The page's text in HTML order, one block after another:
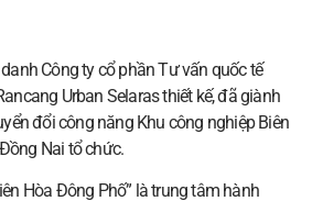
Công ty cổ phần Tư vấn quốc tế
Urban Selaras thiết kế, đã giành
đổi công năng Khu công nghiệp Biên
Nai tổ chức.
Hòa Đông Phố” là trung tâm hành